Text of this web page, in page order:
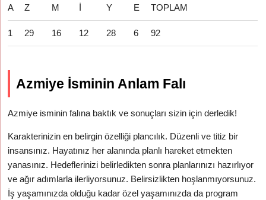
A Z M İ Y E TOPLAM
1 29 16 12 28 6 92
Azmiye İsminin Anlam Falı
Azmiye isminin falına baktık ve sonuçları sizin için derledik!
Karakterinizin en belirgin özelliği plancılık. Düzenli ve titiz bir
insansınız. Hayatınız her alanında planlı hareket etmekten
yanasınız. Hedeflerinizi belirledikten sonra planlarınızı hazırlıyor
ve ağır adımlarla ilerliyorsunuz. Belirsizlikten hoşlanmıyorsunuz.
İş yaşamınızda olduğu kadar özel yaşamınızda da program